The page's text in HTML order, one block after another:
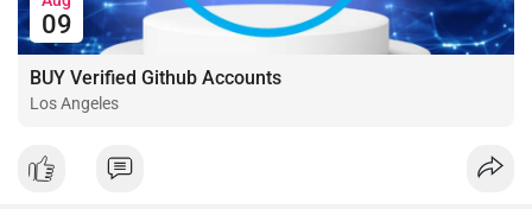
09
BUY Verified Github Accounts
Los Angeles